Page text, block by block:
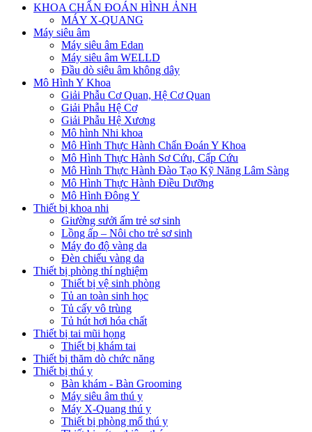
KHOA CHẨN ĐOÁN HÌNH ẢNH
MÁY X-QUANG
Máy siêu âm
Máy siêu âm Edan
Máy siêu âm WELLD
Đầu dò siêu âm không dây
Mô Hình Y Khoa
Giải Phẫu Cơ Quan, Hệ Cơ Quan
Giải Phẫu Hệ Cơ
Giải Phẫu Hệ Xương
Mô hình Nhi khoa
Mô Hình Thực Hành Chẩn Đoán Y Khoa
Mô Hình Thực Hành Sơ Cứu, Cấp Cứu
Mô Hình Thực Hành Đào Tạo Kỹ Năng Lâm Sàng
Mô Hình Thực Hành Điều Dưỡng
Mô Hình Đông Y
Thiết bị khoa nhi
Giường sưởi ấm trẻ sơ sinh
Lồng ấp – Nôi cho trẻ sơ sinh
Máy đo độ vàng da
Đèn chiếu vàng da
Thiết bị phòng thí nghiệm
Thiết bị vệ sinh phòng
Tủ an toàn sinh học
Tủ cấy vô trùng
Tủ hút hơi hóa chất
Thiết bị tai mũi họng
Thiết bị khám tai
Thiết bị thăm dò chức năng
Thiết bị thú y
Bàn khám - Bàn Grooming
Máy siêu âm thú y
Máy X-Quang thú y
Thiết bị phòng mổ thú y